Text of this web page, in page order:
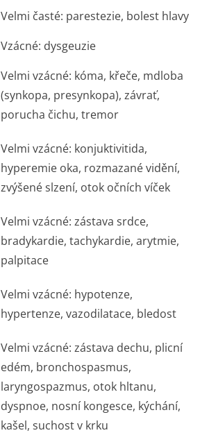
Velmi časté: parestezie, bolest hlavy
Vzácné: dysgeuzie
Velmi vzácné: kóma, křeče, mdloba
(synkopa, presynkopa), závrať,
porucha čichu, tremor
Velmi vzácné: konjuktivitida,
hyperemie oka, rozmazané vidění,
zvýšené slzení, otok očních víček
Velmi vzácné: zástava srdce,
bradykardie, tachykardie, arytmie,
palpitace
Velmi vzácné: hypotenze,
hypertenze, vazodilatace, bledost
Velmi vzácné: zástava dechu, plicní
edém, bronchospasmus,
laryngospazmus, otok hltanu,
dyspnoe, nosní kongesce, kýchání,
kašel, suchost v krku